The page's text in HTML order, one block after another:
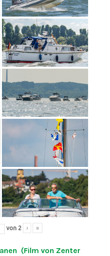
von 2 › »
(Film von Zenter